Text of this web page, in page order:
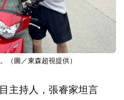
（圖／東森超視提供）
主持人，張睿家坦言